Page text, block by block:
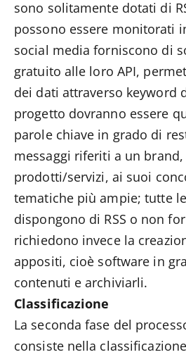
sono solitamente dotati di
possono essere monitorati
social media forniscono di
gratuito alle loro API,
dei dati attraverso keyword
progetto dovranno essere
parole chiave in grado di
messaggi riferiti a un
prodotti/servizi, ai suoi
tematiche più ampie; tutte
dispongono di RSS o non
richiedono invece la
appositi, cioè software in
contenuti e archiviarli.
Classificazione
La seconda fase del
consiste nella